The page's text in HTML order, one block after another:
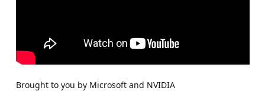
Brought to you by Microsoft and NVIDIA​